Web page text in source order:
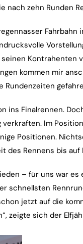
nach zehn Runden
Fahrbahn
Kontrahenten
kommen mir
ins Finalrennen.
Im
Positionen.
des Rennens bis auf
– für uns war
schnellsten
jetzt auf die
zeigte sich der